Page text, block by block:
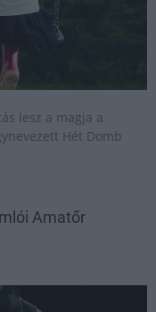
lesz a magja a
Hét Domb
Amatőr